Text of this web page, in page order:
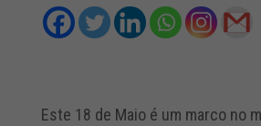
Este 18 de Maio é um marco no